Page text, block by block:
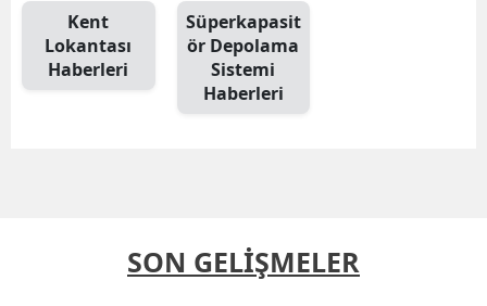
Kent
Lokantası
Haberleri
Süperkapasit
ör Depolama
Sistemi
Haberleri
SON GELİŞMELER